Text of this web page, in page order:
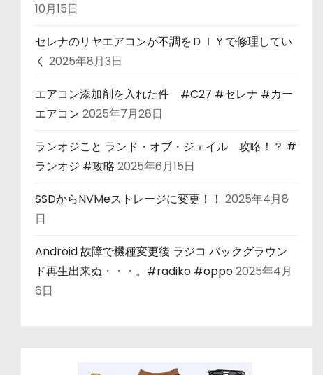
10月15日
セレナのリヤエアコンが不調をＤＩＹで修理してい
く 2025年8月3日
エアコン添加剤を入れた件 #C27 #セレナ #カー
エアコン 2025年7月28日
ランオジこと ランド・オブ・ジェイル 攻略！？ #
ランオジ #攻略 2025年6月15日
SSDからNVMeストレージに変更！！ 2025年4月8
日
Android 故障で機種変更後 ラジコ バックグラウン
ド再生出来ぬ・・・。#radiko #oppo2025年4月
6日